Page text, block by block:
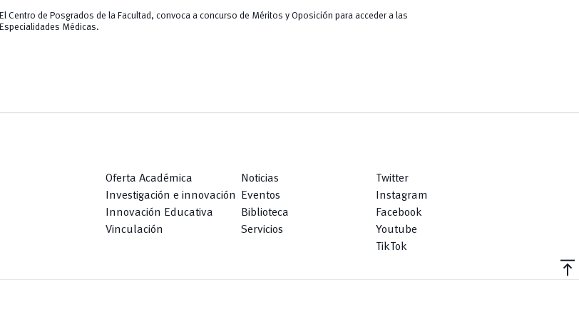
El Centro de Posgrados de la Facultad, convoca a concurso de Méritos y Oposición para acceder a las
Especialidades Médicas.
Oferta Académica
Investigación e innovación
Innovación Educativa
Vinculación
Noticias
Eventos
Biblioteca
Servicios
Twitter
Instagram
Facebook
Youtube
TikTok
vertical_align_top